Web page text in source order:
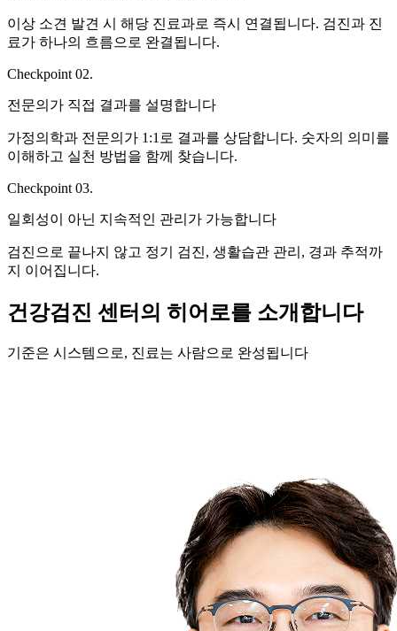
이상 소견 발견 시 해당 진료과로 즉시 연결됩니다. 검진과 진
료가 하나의 흐름으로 완결됩니다.
Checkpoint 02.
전문의가 직접 결과를 설명합니다
가정의학과 전문의가 1:1로 결과를 상담합니다. 숫자의 의미를
이해하고 실천 방법을 함께 찾습니다.
Checkpoint 03.
일회성이 아닌 지속적인 관리가 가능합니다
검진으로 끝나지 않고 정기 검진, 생활습관 관리, 경과 추적까
지 이어집니다.
건강검진 센터의 히어로를 소개합니다
기준은 시스템으로, 진료는 사람으로 완성됩니다